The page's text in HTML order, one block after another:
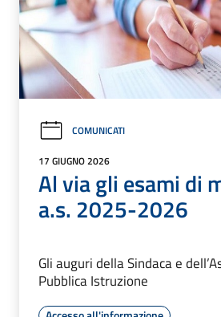
COMUNICATI
17 GIUGNO 2026
Al via gli esami di
a.s. 2025-2026
Gli auguri della Sindaca e
Pubblica Istruzione